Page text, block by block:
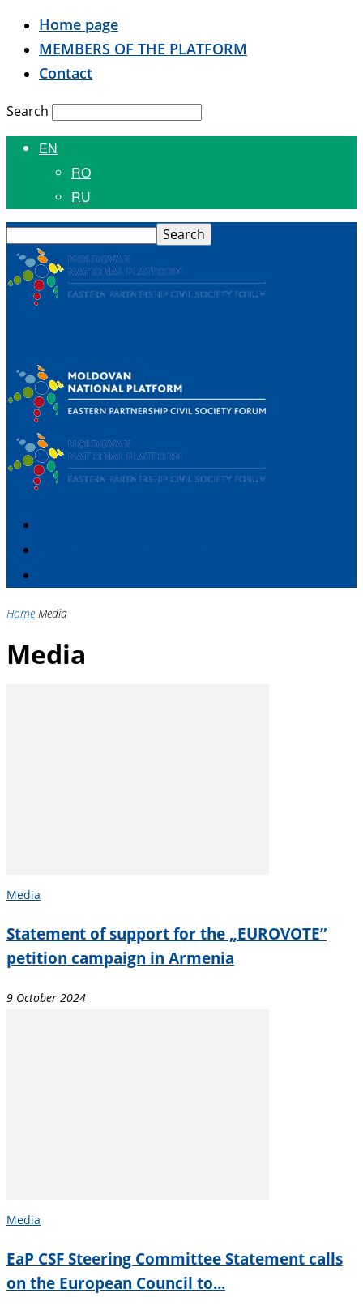
Home page
MEMBERS OF THE PLATFORM
Contact
Search
EN
RO
RU
Home Media
Media
Media
Statement of support for the „EUROVOTE”
petition campaign in Armenia
9 October 2024
Media
EaP CSF Steering Committee Statement calls
on the European Council to...